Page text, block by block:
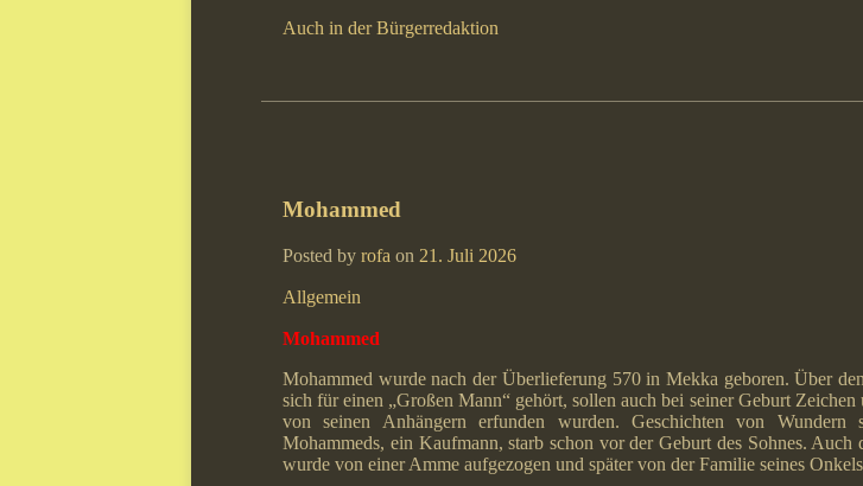
Auch in der Bürgerredaktion
Mohammed
Posted byrofa on 21. Juli 2026
Allgemein
Mohammed
Mohammed wurde nach der Überlieferung 570 in Mekka geboren. Über
sich für einen „Großen Mann“ gehört, sollen auch bei seiner Geburt
von seinen Anhängern erfunden wurden. Geschichten von
Mohammeds, ein Kaufmann, starb schon vor der Geburt des Sohnes.
wurde von einer Amme aufgezogen und später von der Familie seines